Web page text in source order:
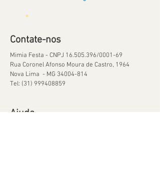
Contate-nos
Mimia Festa - CNPJ 16.505.396/0001-69
Rua Coronel Afonso Moura de Castro, 1964
Nova Lima - MG 34004-814
Tel: (31) 999408859
Ajuda